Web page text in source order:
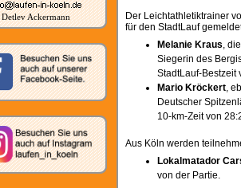
Detlev Ackermann
Der Leichtathletiktrainer
für den StadtLauf
Melanie Kraus,
Siegerin des
StadtLauf-Bestzeit
Mario Kröckert,
Deutscher
10-km-Zeit von
Aus Köln werden
Lokalmatador
von der Partie.